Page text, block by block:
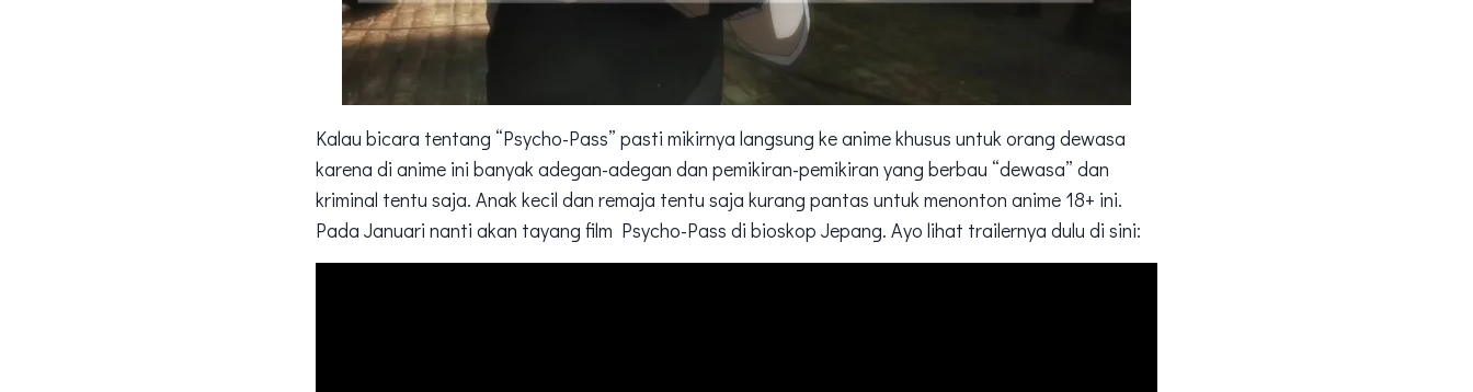
Kalau bicara tentang “Psycho-Pass” pasti mikirnya langsung ke anime khusus untuk orang dewasa
karena di anime ini banyak adegan-adegan dan pemikiran-pemikiran yang berbau “dewasa” dan
kriminal tentu saja. Anak kecil dan remaja tentu saja kurang pantas untuk menonton anime 18+ ini.
Pada Januari nanti akan tayang film Psycho-Pass di bioskop Jepang. Ayo lihat trailernya dulu di sini: